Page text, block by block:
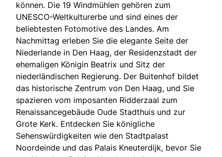
können. Die 19 Windmühlen gehören zum
UNESCO-Weltkulturerbe und sind eines der
beliebtesten Fotomotive des Landes. Am
Nachmittag erleben Sie die elegante Seite der
Niederlande in Den Haag, der Residenzstadt der
ehemaligen Königin Beatrix und Sitz der
niederländischen Regierung. Der Buitenhof bildet
das historische Zentrum von Den Haag, und Sie
spazieren vom imposanten Ridderzaal zum
Renaissancegebäude Oude Stadthuis und zur
Grote Kerk. Entdecken Sie königliche
Sehenswürdigkeiten wie den Stadtpalast
Noordeinde und das Palais Kneuterdijk, bevor Sie